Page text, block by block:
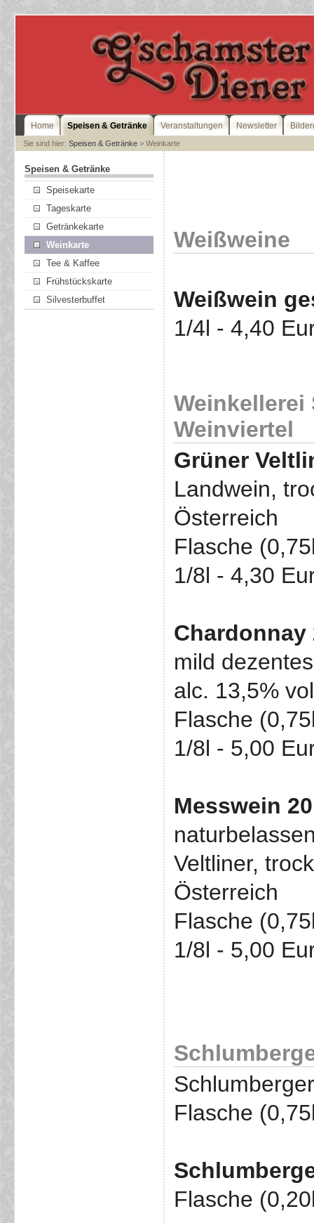
Home Speisen & Getränke Veranstaltungen Newsletter
Sie sind hier: Speisen & Getränke> Weinkarte
Speisen & Getränke
Speisekarte
Tageskarte
Getränkekarte
Weinkarte
Tee & Kaffee
Frühstückskarte
Silvesterbuffet
Weißweine
Weißwein
1/4l - 4,40
Weinkellerei
Weinviertel
Grüner
Landwein,
Österreich
Flasche
1/8l - 4,30
Chardonnay
mild
alc. 13,5%
Flasche
1/8l - 5,00
Messwein
Veltliner,
Österreich
Flasche
1/8l - 5,00
Flasche
Flasche